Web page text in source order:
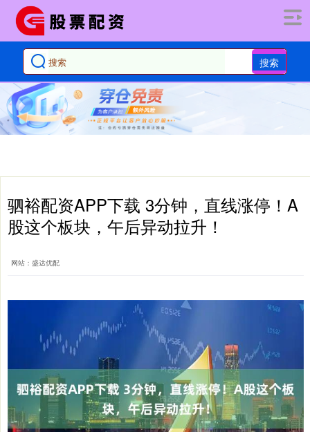
搜索
驷裕配资APP下载 3分钟，直线涨停！A
股这个板块，午后异动拉升！
网站：盛达优配